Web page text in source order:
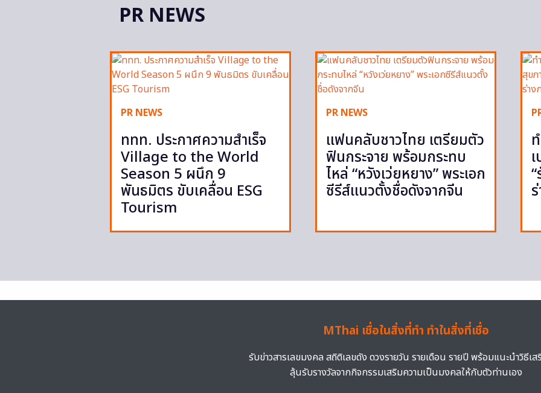
PR NEWS
PR NEWS
ททท. ประกาศความสำเร็จ
Village to the World
Season 5 ผนึก 9
พันธมิตร ขับเคลื่อน ESG
Tourism
PR NEWS
แฟนคลับชาวไทย เตรียมตัว
ฟินกระจาย พร้อมกระทบ
ไหล่ “หวังเว่ยหยาง” พระเอก
ซีรีส์แนวตั้งชื่อดังจากจีน
MThai เชื่อในสิ่งที่ทำ ทำในสิ่งที่เชื่อ
รับข่าวสารเลขมงคล สถิติเลขดัง ดวงรายวัน รายเดือน รายปี พร้อมแนะนำวิธีเส
ลุ้นรับรางวัลจากกิจกรรมเสริมความเป็นมงคลให้กับตัวท่านเอง